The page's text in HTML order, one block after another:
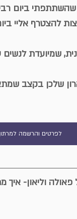
ביום
שמיועדת
שלכן בקצב
לפרטים והרשמה
פאולה וליאון-